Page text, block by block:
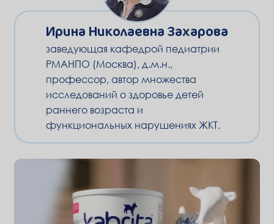
Ирина Николаевна Захарова
заведующая кафедрой педиатрии
РМАНПО (Москва), д.м.н.,
профессор, автор множества
исследований о здоровье детей
раннего возраста и
функциональных нарушениях ЖКТ.